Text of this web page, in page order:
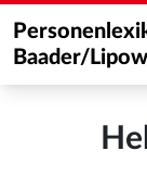
Baader/